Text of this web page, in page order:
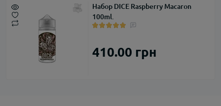
Набор DICE Raspberry Macaron
100ml.
410.00 грн